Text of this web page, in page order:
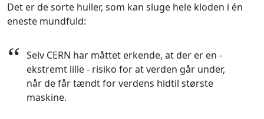
Det er de sorte huller, som kan sluge hele kloden i én
eneste mundfuld:
“ Selv CERN har måttet erkende, at der er en -
ekstremt lille - risiko for at verden går under,
når de får tændt for verdens hidtil største
maskine.